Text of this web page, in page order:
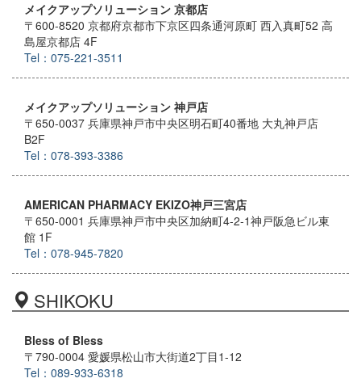
メイクアップソリューション 京都店
〒600-8520 京都府京都市下京区四条通河原町 西入真町52 高
島屋京都店 4F
Tel：075-221-3511
メイクアップソリューション 神戸店
〒650-0037 兵庫県神戸市中央区明石町40番地 大丸神戸店
B2F
Tel：078-393-3386
AMERICAN PHARMACY EKIZO神戸三宮店
〒650-0001 兵庫県神戸市中央区加納町4-2-1神戸阪急ビル東
館 1F
Tel：078-945-7820
SHIKOKU
Bless of Bless
〒790-0004 愛媛県松山市大街道2丁目1-12
Tel：089-933-6318